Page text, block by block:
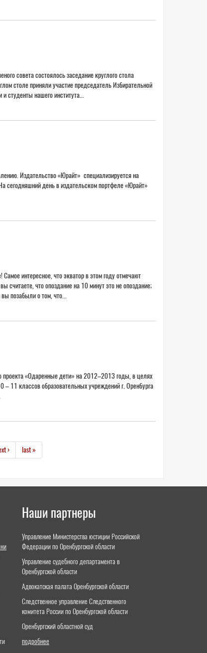
совета состоялось заседание круглого стола
столе приняли участие председатель Избирательной
студенты нашего института...
Издательство «Юрайт» специализируется на
сегодняшний день в издательском портфеле «Юрайт»
интересное, что экватор в этом году отмечают
что опоздание на 10 минут это не опоздание;
вы позабыли о том, что...
проекта «Одаренные дети» на 2012–2013 годы, в целях
– 11 классов образовательных учреждений г. Оренбурга
› last »
Наши партнеры
Управление Министерства юстиции Российской
Федерации по Оренбургской области
Управление судебного департамента в
Оренбургской области
Адвокатская палата Оренбургской области
Следственное управление Следственного
комитета России по Оренбургской области
Оренбургский областной суд
подробнее